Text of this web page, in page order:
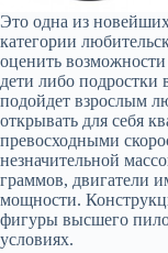
Это одна из
категории
оценить
дети либо подростки
подойдет взрослым
открывать для себя
превосходными
незначительной
граммов, двигатели
мощности.
фигуры высшего
условиях.